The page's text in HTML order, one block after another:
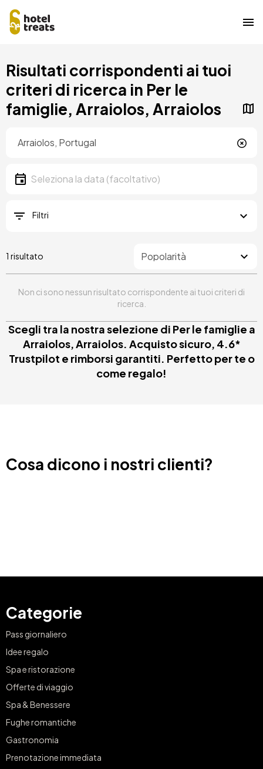
contenuto
principale
Risultati corrispondenti ai tuoi
criteri di ricerca in Per le
famiglie, Arraiolos, Arraiolos
Data
Seleziona la data
Filtri
1 risultato
Non ci sono nessun risultato corrispondente ai tuoi criteri di
ricerca.
Scegli tra la nostra selezione di Per le famiglie a
Arraiolos, Arraiolos. Acquisto sicuro, 4.6*
Trustpilot e rimborsi garantiti. Perfetto per te o
come regalo!
Cosa dicono i nostri clienti?
Categorie
Pass giornaliero
Idee regalo
Spa e ristorazione
Offerte di viaggio
Spa & Benessere
Fughe romantiche
Gastronomia
Prenotazione immediata